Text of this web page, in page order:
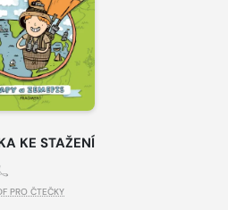
KE STAŽENÍ
PRO ČTEČKY